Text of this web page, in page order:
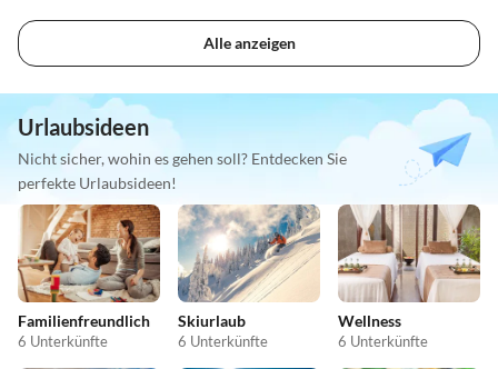
Alle anzeigen
Urlaubsideen
Nicht sicher, wohin es gehen soll? Entdecken Sie
perfekte Urlaubsideen!
Familienfreundlich
6 Unterkünfte
Skiurlaub
6 Unterkünfte
Wellness
6 Unterkünfte